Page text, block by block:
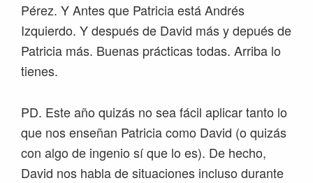
Pérez. Y Antes que Patricia está Andrés
Izquierdo. Y después de David más y depués de
Patricia más. Buenas prácticas todas. Arriba lo
tienes.
PD. Este año quizás no sea fácil aplicar tanto lo
que nos enseñan Patricia como David (o quizás
con algo de ingenio sí que lo es). De hecho,
David nos habla de situaciones incluso durante